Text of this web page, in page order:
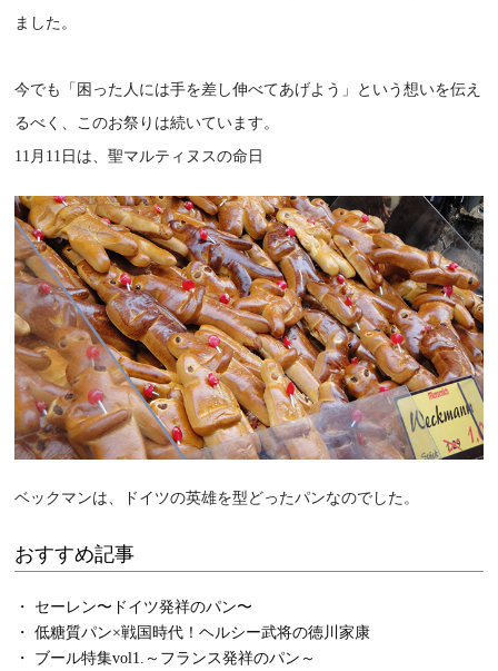
ました。
今でも「困った人には手を差し伸べてあげよう」という想いを伝え
るべく、このお祭りは続いています。
11月11日は、聖マルティヌスの命日
ベックマンは、ドイツの英雄を型どったパンなのでした。
おすすめ記事
・ セーレン〜ドイツ発祥のパン〜
・ 低糖質パン×戦国時代！ヘルシー武将の徳川家康
・ ブール特集vol1.～フランス発祥のパン～